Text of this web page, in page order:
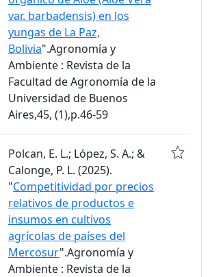
var. barbadensis) en los
yungas de La Paz,
Bolivia".Agronomía y
Ambiente : Revista de la
Facultad de Agronomía de la
Universidad de Buenos
Aires,45, (1),p.46-59
Polcan, E. L.; López, S. A.; &
Calonge, P. L. (2025).
"Competitividad por precios
relativos de productos e
insumos en cultivos
agrícolas de países del
Mercosur".Agronomía y
Ambiente : Revista de la